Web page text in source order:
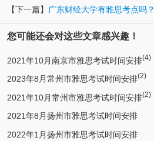
【下一篇】
广东财经大学有雅思考点吗？
您可能还会对这些文章感兴趣！
2021年10月南京市雅思考试时间安排(4)
2023年8月常州市雅思考试时间安排(2)
2021年10月常州市雅思考试时间安排(2)
2021年8月扬州市雅思考试时间安排
2022年1月扬州市雅思考试时间安排